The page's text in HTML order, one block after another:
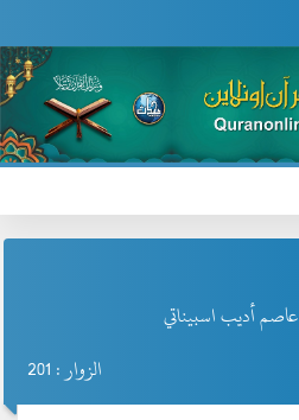
عاصم أديب اسبيناتي
الزوار : 201